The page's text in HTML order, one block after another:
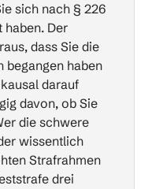
sich nach § 226
haben. Der
dass Sie die
haben
darauf
davon, ob Sie
die schwere
wissentlich
Strafrahmen
drei